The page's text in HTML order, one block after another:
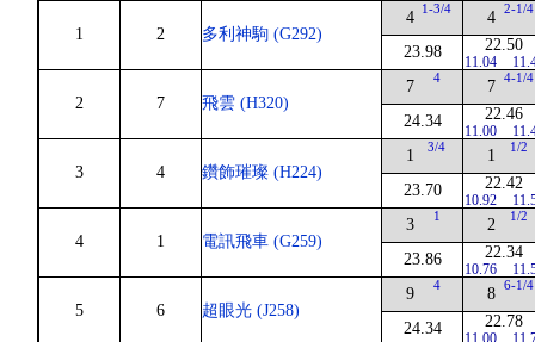
1 2 多利神駒 (G292)
4 1-3/4
23.98
4 2-1/4
22.50
11.04
2 7 飛雲 (H320)
7 4
24.34
7 4-1/4
22.46
11.00
3 4 鑽飾璀璨 (H224)
1 3/4
23.70
1 1/2
22.42
10.92
4 1 電訊飛車 (G259)
3 1
23.86
2 1/2
22.34
10.76
5 6 超眼光 (J258)
9 4
24.34
8 6-1/4
22.78
11.00